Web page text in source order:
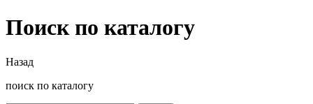
Поиск по каталогу
Назад
поиск по каталогу